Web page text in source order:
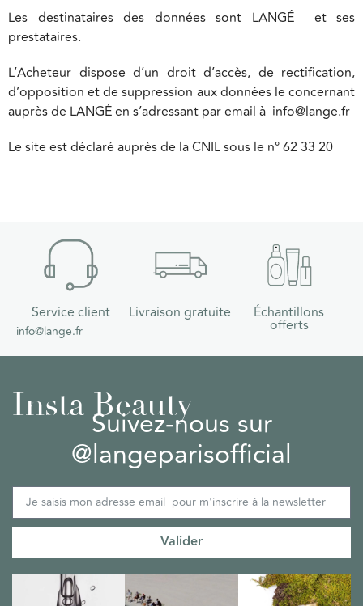
Les destinataires des données sont LANGÉ et ses
prestataires.
L’Acheteur dispose d’un droit d’accès, de rectification,
d’opposition et de suppression aux données le concernant
auprès de LANGÉ en s’adressant par email à info@lange.fr
Le site est déclaré auprès de la CNIL sous le n° 62 33 20
Service client
info@lange.fr
Livraison gratuite Échantillons
offerts
Insta Beauty
Suivez-nous sur
@langeparisofficial
Valider